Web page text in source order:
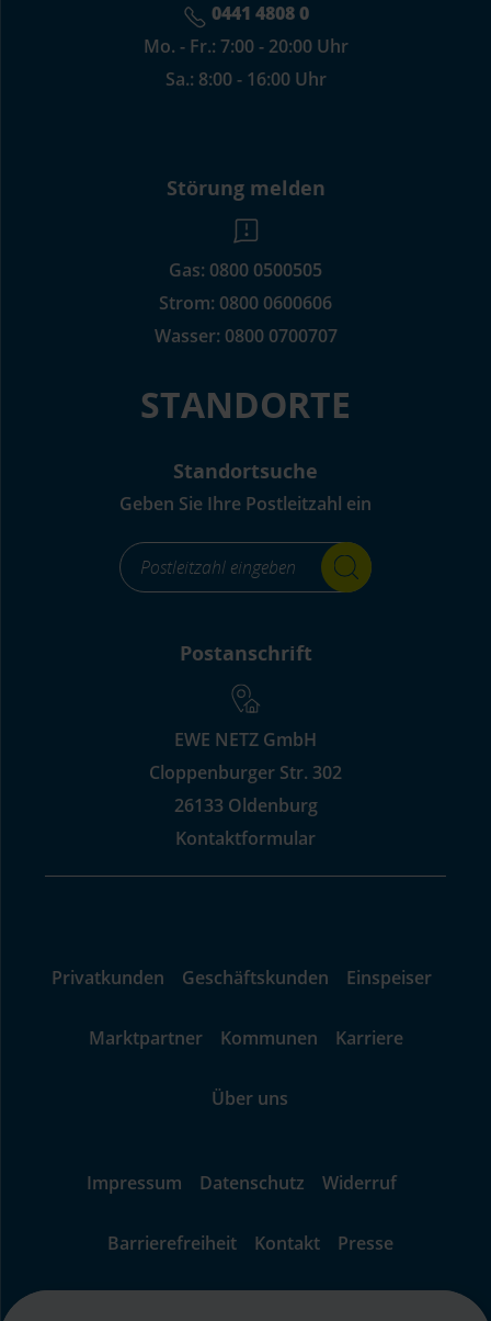
0441 4808 0
Mo. - Fr.: 7:00 - 20:00 Uhr
Sa.: 8:00 - 16:00 Uhr
Störung melden
Gas: 0800 0500505
Strom: 0800 0600606
Wasser: 0800 0700707
STANDORTE
Standortsuche
Geben Sie Ihre Postleitzahl ein
footer_standortsuche_Label-
for-
Postanschrift
EWE NETZ GmbH
Cloppenburger Str. 302
26133 Oldenburg
Kontaktformular
Privatkunden Geschäftskunden Einspeiser
Marktpartner Kommunen Karriere
Über uns
Impressum Datenschutz Widerruf
Barrierefreiheit Kontakt Presse